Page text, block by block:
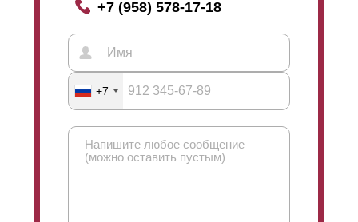
+7 (958) 578-17-18
+7